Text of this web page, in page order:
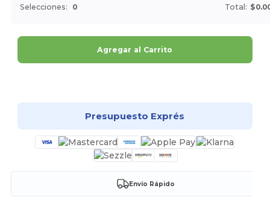
Selecciones: 0 Total:
Agregar al Carrito
Presupuesto Exprés
Envío Rápido